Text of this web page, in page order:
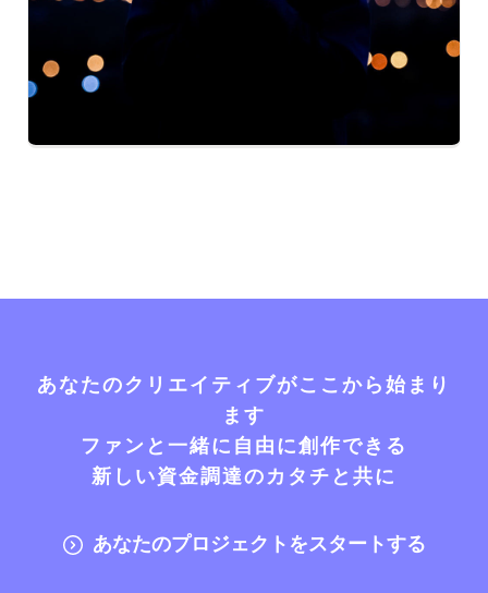
あなたのクリエイティブがここから始まり
ます
ファンと一緒に自由に創作できる
新しい資金調達のカタチと共に
あなたのプロジェクトをスタートする